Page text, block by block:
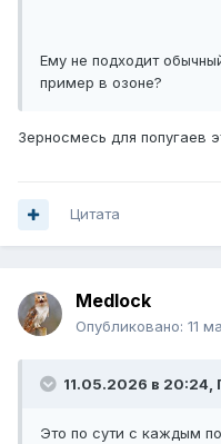
Ему не подходит
пример в озоне?
Зерносмесь для попугаев
Цитата
Medlock
Опубликовано: 11
11.05.2026 в 20:24,
Это по сути с каждым